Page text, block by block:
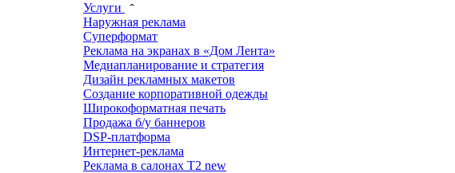
Услуги
Наружная реклама
Суперформат
Реклама на экранах в «Дом Лента»
Медиапланирование и стратегия
Дизайн рекламных макетов
Создание корпоративной одежды
Широкоформатная печать
Продажа б/у баннеров
DSP-платформа
Интернет-реклама
Реклама в салонах T2 new